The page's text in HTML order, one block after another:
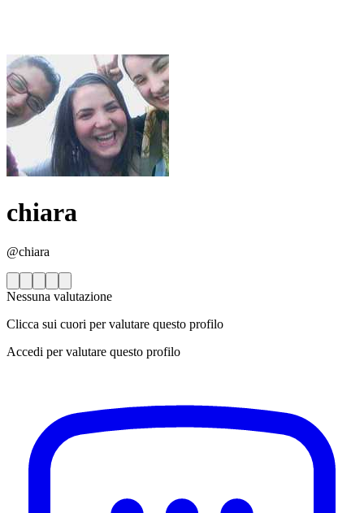
chiara
@chiara
Nessuna valutazione
Clicca sui cuori per valutare questo profilo
Accedi per valutare questo profilo